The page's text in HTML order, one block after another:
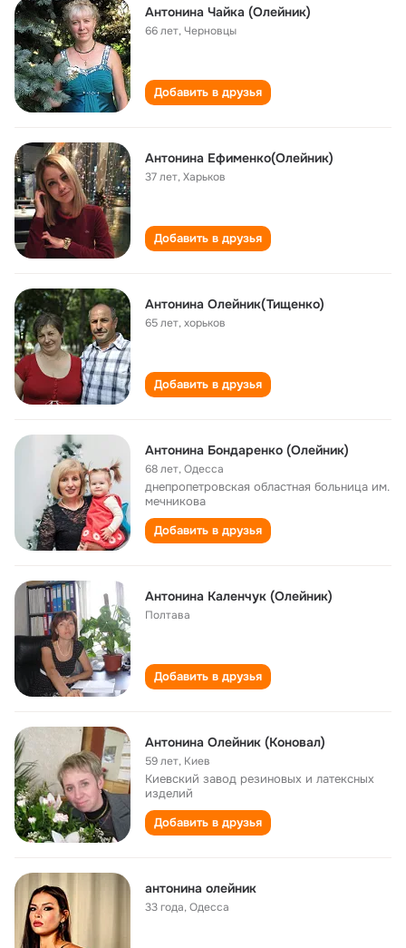
Антонина Чайка (Олейник)
66 лет,Черновцы
Добавить в друзья
Антонина Ефименко(Олейник)
37 лет,Харьков
Добавить в друзья
Антонина Олейник(Тищенко)
65 лет,хорьков
Добавить в друзья
Антонина Бондаренко (Олейник)
68 лет,Одесса
днепропетровская областная больница им.
мечникова
Добавить в друзья
Антонина Каленчук (Олейник)
Полтава
Добавить в друзья
Антонина Олейник (Коновал)
59 лет, Киев
Киевский завод резиновых и латексных
изделий
Добавить в друзья
антонина олейник
33 года,Одесса